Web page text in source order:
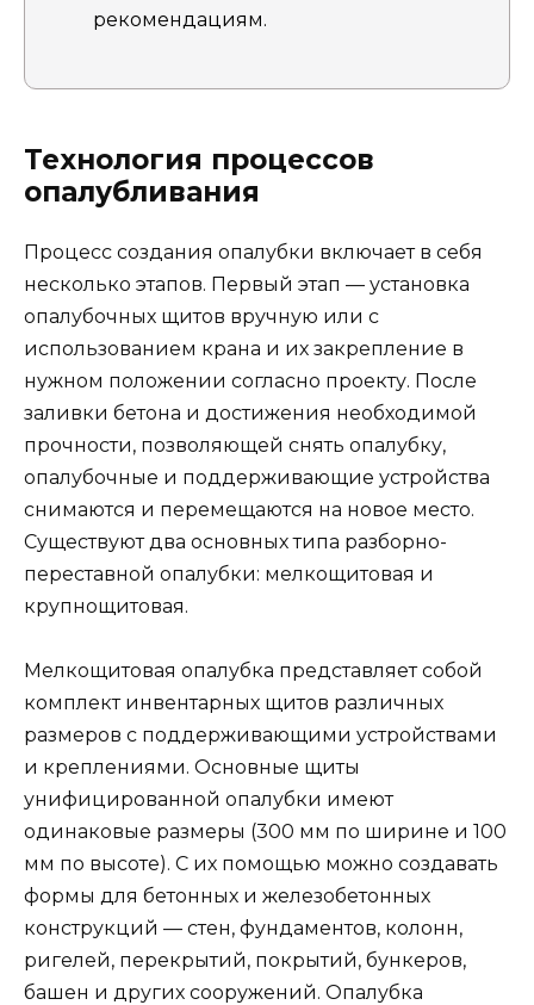
рекомендациям.
Технология процессов
опалубливания
Процесс создания опалубки включает в себя
несколько этапов. Первый этап — установка
опалубочных щитов вручную или с
использованием крана и их закрепление в
нужном положении согласно проекту. После
заливки бетона и достижения необходимой
прочности, позволяющей снять опалубку,
опалубочные и поддерживающие устройства
снимаются и перемещаются на новое место.
Существуют два основных типа разборно-
переставной опалубки: мелкощитовая и
крупнощитовая.
Мелкощитовая опалубка представляет собой
комплект инвентарных щитов различных
размеров с поддерживающими устройствами
и креплениями. Основные щиты
унифицированной опалубки имеют
одинаковые размеры (300 мм по ширине и 100
мм по высоте). С их помощью можно создавать
формы для бетонных и железобетонных
конструкций — стен, фундаментов, колонн,
ригелей, перекрытий, покрытий, бункеров,
башен и других сооружений. Опалубка